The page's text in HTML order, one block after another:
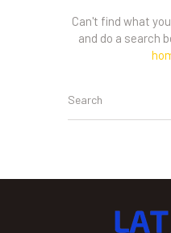
Can't find what
and do a search